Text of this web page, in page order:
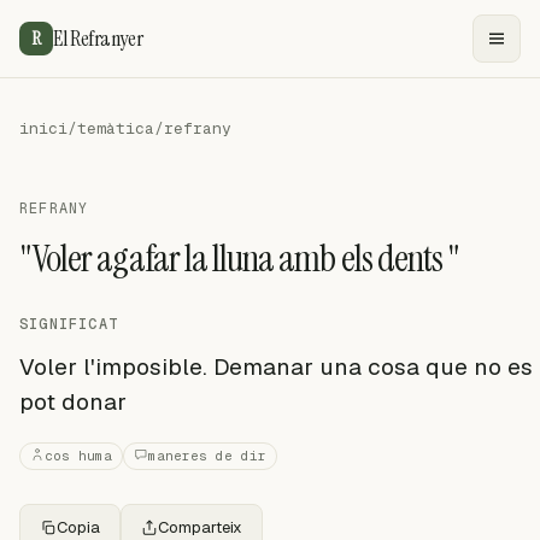
R El Refranyer
inici/temàtica/refrany
REFRANY
"Voler agafar la lluna amb els dents "
SIGNIFICAT
Voler l'imposible. Demanar una cosa que no es
pot donar
cos huma maneres de dir
Copia Comparteix